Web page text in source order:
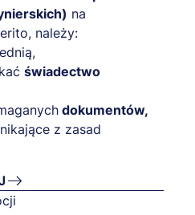
na
należy:
świadectwo
dokumentów,
z zasad